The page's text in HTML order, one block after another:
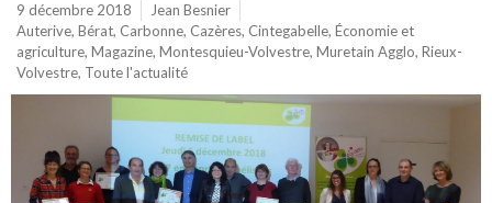
9 décembre 2018
Jean Besnier
Auterive, Bérat, Carbonne, Cazères, Cintegabelle, Économie et
agriculture, Magazine, Montesquieu-Volvestre, Muretain Agglo, Rieux-
Volvestre, Toute l'actualité